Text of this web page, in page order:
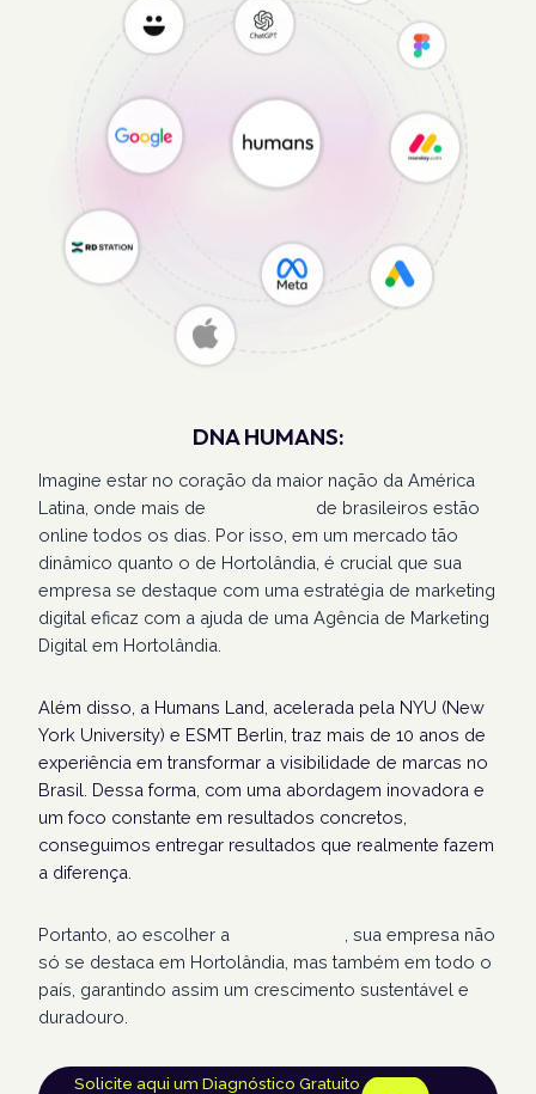
DNA HUMANS:
Imagine estar no coração da maior nação da América
Latina, onde mais de
de brasileiros estão
online todos os dias. Por isso, em um mercado tão
dinâmico quanto o de Hortolândia, é crucial que sua
empresa se destaque com uma estratégia de marketing
digital eficaz com a ajuda de uma Agência de Marketing
Digital em Hortolândia.
Além disso, a Humans Land, acelerada pela NYU (New
York University) e ESMT Berlin, traz mais de 10 anos de
experiência em transformar a visibilidade de marcas no
Brasil. Dessa forma, com uma abordagem inovadora e
um foco constante em resultados concretos,
conseguimos entregar resultados que realmente fazem
a diferença.
Portanto, ao escolher a
, sua empresa não
só se destaca em Hortolândia, mas também em todo o
país, garantindo assim um crescimento sustentável e
duradouro.
Solicite aqui um Diagnóstico Gratuito